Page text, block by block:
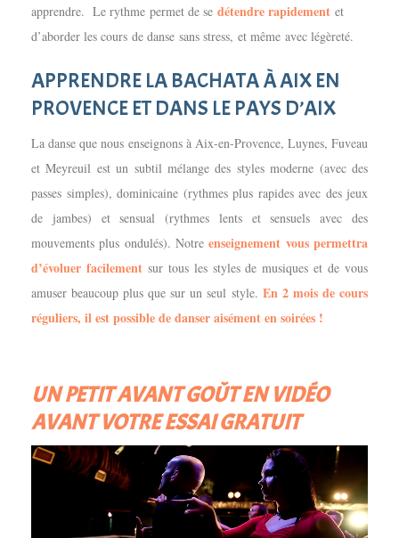
apprendre. Le rythme permet de se détendre rapidement et
d’aborder les cours de danse sans stress, et même avec légèreté.
APPRENDRE LA BACHATA À AIX EN
PROVENCE ET DANS LE PAYS D’AIX
La danse que nous enseignons à Aix-en-Provence, Luynes, Fuveau
et Meyreuil est un subtil mélange des styles moderne (avec des
passes simples), dominicaine (rythmes plus rapides avec des jeux
de jambes) et sensual (rythmes lents et sensuels avec des
mouvements plus ondulés). Notreenseignement vous permettra
d’évoluer facilementsur tous les styles de musiques et de vous
amuser beaucoup plus que sur un seul style. En 2 mois de cours
réguliers, il est possible de danser aisément en soirées !
UN PETIT AVANT GOÛT EN VIDÉO
AVANT VOTRE ESSAI GRATUIT